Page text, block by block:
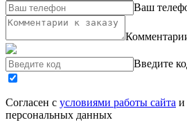
Ваш
Введите
Согласен с условиями работы сайта и
персональных данных